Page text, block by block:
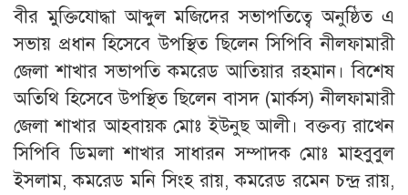
বীর মুক্তিযোদ্ধা আব্দুল মজিদের সভাপতিত্বে অনুষ্ঠিত এ
সভায় প্রধান হিসেবে উপস্থিত ছিলেন সিপিবি নীলফামারী
জেলা শাখার সভাপতি কমরেড আতিয়ার রহমান। বিশেষ
অতিথি হিসেবে উপস্থিত ছিলেন বাসদ (মার্কস) নীলফামারী
জেলা শাখার আহবায়ক মোঃ ইউনুছ আলী। বক্তব্য রাখেন
সিপিবি ডিমলা শাখার সাধারন সম্পাদক মোঃ মাহবুবুল
ইসলাম, কমরেড মনি সিংহ রায়, কমরেড রমেন চন্দ্র রায়,